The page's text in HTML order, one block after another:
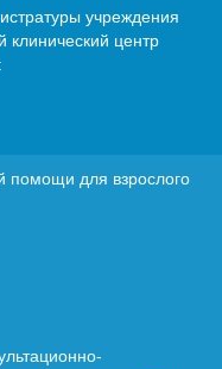
учреждения
клинический центр
помощи для взрослого